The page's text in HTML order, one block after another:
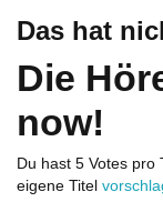
Das hat
Die
now!
Du hast 5 Votes pro
eigene Titel